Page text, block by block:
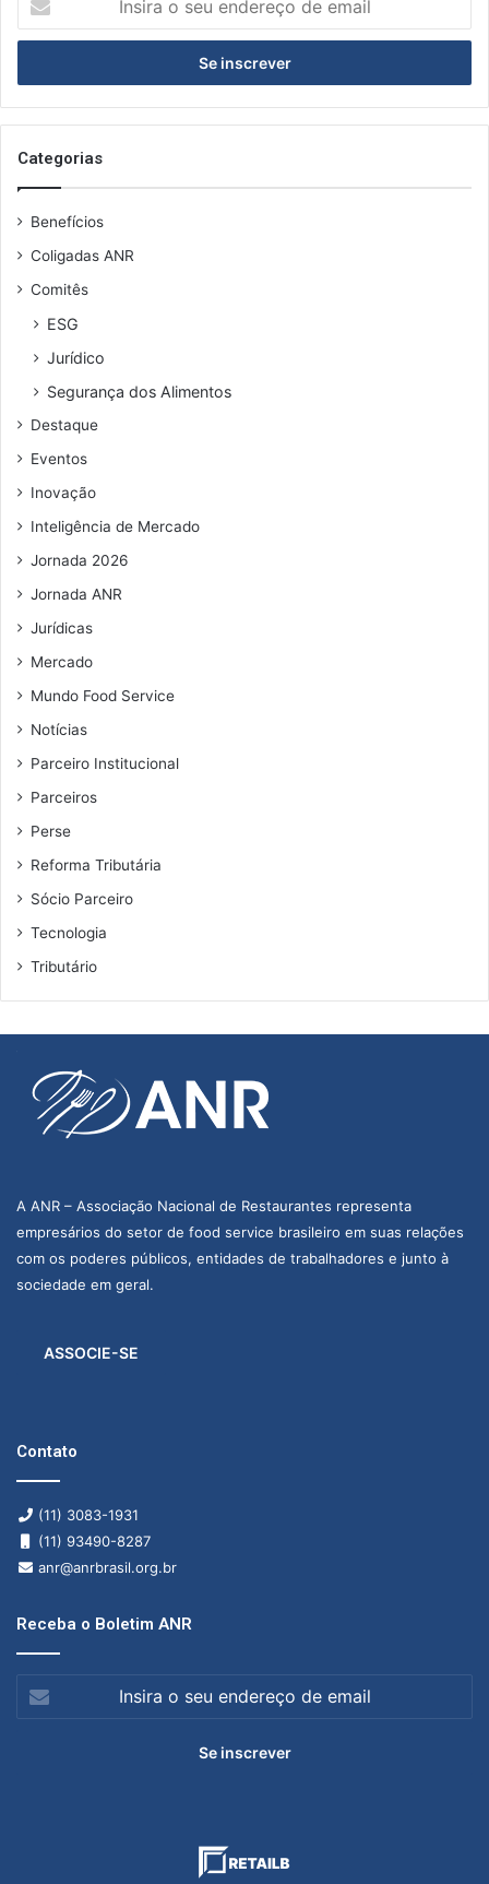
s
r
a
s
e
n
e
e
e
a
i
Categorias
Benefícios
Coligadas ANR
Comitês
ESG
Jurídico
Segurança dos Alimentos
Destaque
Eventos
Inovação
Inteligência de Mercado
Jornada 2026
Jornada ANR
Jurídicas
Mercado
Mundo Food Service
Notícias
Parceiro Institucional
Parceiros
Perse
Reforma Tributária
Sócio Parceiro
Tecnologia
Tributário
A ANR – Associação Nacional de Restaurantes representa
empresários do setor de food service brasileiro em suas relações
com os poderes públicos, entidades de trabalhadores e junto à
sociedade em geral.
ASSOCIE-SE
Contato
(11) 3083-1931
(11) 93490-8287
anr@anrbrasil.org.br
Receba o Boletim ANR